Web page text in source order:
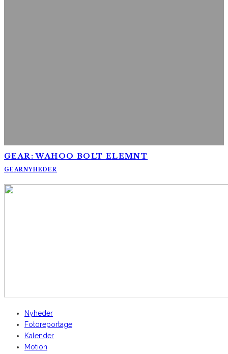
GEAR: WAHOO BOLT ELEMNT
GEARNYHEDER
Nyheder
Fotoreportage
Kalender
Motion